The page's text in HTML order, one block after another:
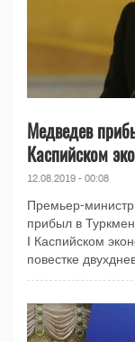
Медведев
Каспийском
12.08.2019 - 00:08
Премьер-
прибыл в
I Каспийском
повестке